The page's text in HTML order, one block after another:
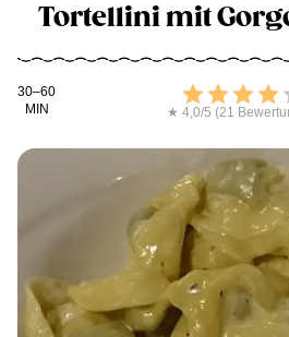
Tortellini mit
Kochdauer
30–60
MIN
★ 4,0/5 (21